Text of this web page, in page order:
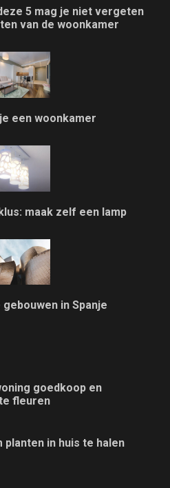
5 mag je niet vergeten
van de woonkamer
een woonkamer
maak zelf een lamp
in Spanje
goedkoop en
fleuren
planten in huis te halen